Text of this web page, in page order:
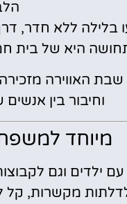
ללא חדר, דרך
היא של בית חם
האווירה
וחיבור בין
מיוחד
ילדים וגם
מקשרות,